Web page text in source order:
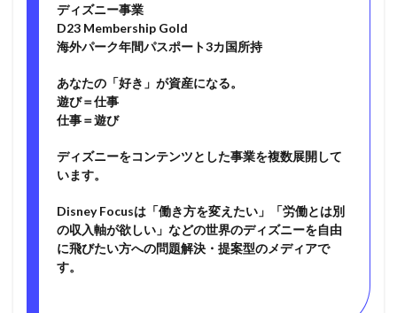
ディズニー事業
D23 Membership Gold
海外パーク年間パスポート3カ国所持
あなたの「好き」が資産になる。
遊び＝仕事
仕事＝遊び
ディズニーをコンテンツとした事業を複数展開して
います。
Disney Focusは「働き方を変えたい」「労働とは別
の収入軸が欲しい」などの世界のディズニーを自由
に飛びたい方への問題解決・提案型のメディアで
す。